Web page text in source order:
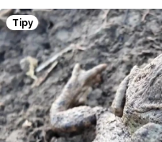
se nadýmavým
alergenů. Mýty o stravě
z Jeseníku.
Tipy